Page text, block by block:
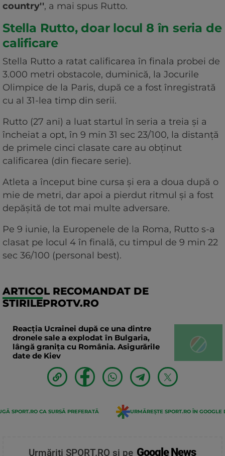
country'', a mai spus Rutto.
Stella Rutto, doar locul 8 în seria de
calificare
Stella Rutto a ratat calificarea în finala probei de
3.000 metri obstacole, duminică, la Jocurile
Olimpice de la Paris, după ce a fost înregistrată
cu al 31-lea timp din serii.
Rutto (27 ani) a luat startul în seria a treia şi a
încheiat a opt, în 9 min 31 sec 23/100, la distanţă
de primele cinci clasate care au obţinut
calificarea (din fiecare serie).
Atleta a început bine cursa şi era a doua după o
mie de metri, dar apoi a pierdut ritmul şi a fost
depăşită de tot mai multe adversare.
Pe 9 iunie, la Europenele de la Roma, Rutto s-a
clasat pe locul 4 în finală, cu timpul de 9 min 22
sec 36/100 (personal best).
ARTICOL RECOMANDAT DE
STIRILEPROTV.RO
Reacția Ucrainei după ce una dintre
dronele sale a explodat în Bulgaria,
lângă granița cu România. Asigurările
date de Kiev
SPORT.RO CA SURSĂ PREFERATĂ URMĂREȘTE SPORT.RO ÎN GOOGLE
Urmăriți SPORT.RO și pe Google News